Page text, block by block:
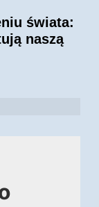
świata:
naszą